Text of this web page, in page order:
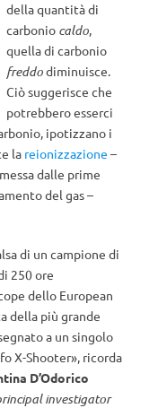
della quantità di
carbonio caldo,
quella di carbonio
freddodiminuisce.
Ciò suggerisce che
potrebbero esserci
ipotizzano i
la reionizzazione –
dalle prime
del gas –
di un campione di
250 ore
dello European
della più grande
a un singolo
X-Shooter», ricorda
D’Odorico
investigator